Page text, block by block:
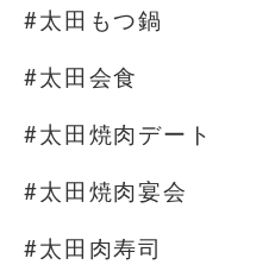
#太田もつ鍋
#太田会食
#太田焼肉デート
#太田焼肉宴会
#太田肉寿司